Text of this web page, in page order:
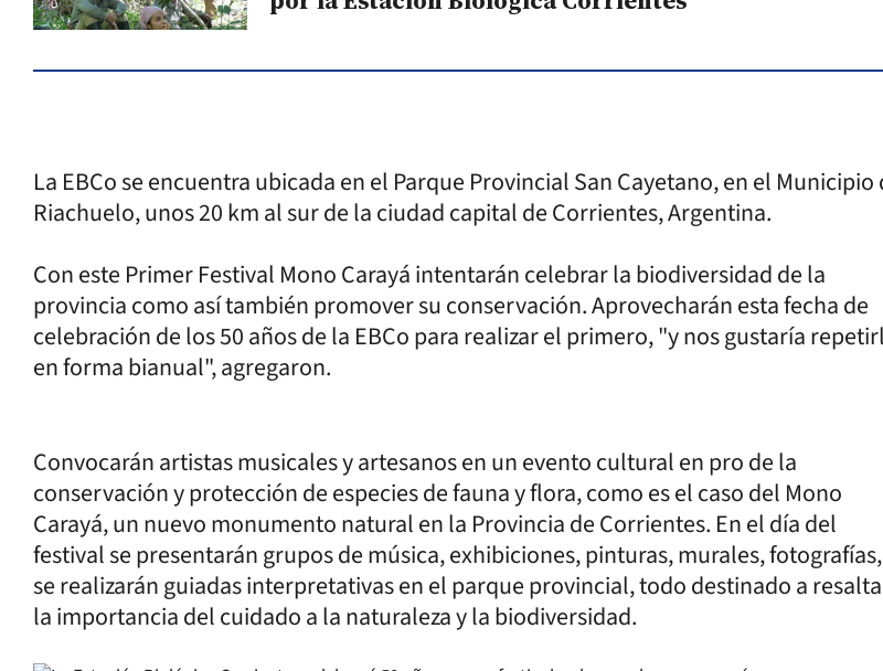
La EBCo se encuentra ubicada en el Parque Provincial San Cayetano, en el Municipio
Riachuelo, unos 20 km al sur de la ciudad capital de Corrientes, Argentina.
Con este Primer Festival Mono Carayá intentarán celebrar la biodiversidad de la
provincia como así también promover su conservación. Aprovecharán esta fecha de
celebración de los 50 años de la EBCo para realizar el primero, "y nos gustaría
en forma bianual", agregaron.
Convocarán artistas musicales y artesanos en un evento cultural en pro de la
conservación y protección de especies de fauna y flora, como es el caso del Mono
Carayá, un nuevo monumento natural en la Provincia de Corrientes. En el día del
festival se presentarán grupos de música, exhibiciones, pinturas, murales,
se realizarán guiadas interpretativas en el parque provincial, todo destinado a
la importancia del cuidado a la naturaleza y la biodiversidad.